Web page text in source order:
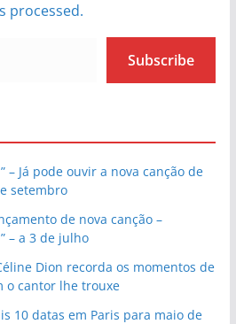
processed.
Subscribe
– Já pode ouvir a nova canção de
setembro
de nova canção –
– a 3 de julho
Dion recorda os momentos de
o cantor lhe trouxe
10 datas em Paris para maio de